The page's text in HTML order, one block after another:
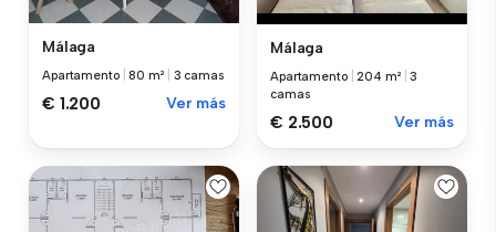
Málaga
Apartamento |80 m² 3 camas
€ 1.200 Ver más
Málaga
Apartamento |204 m² |3
camas
€ 2.500 Ver más